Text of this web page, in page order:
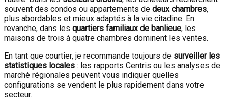
souvent des condos ou appartements de deux chambres,
plus abordables et mieux adaptés à la vie citadine. En
revanche, dans les quartiers familiaux de banlieue, les
maisons de trois à quatre chambres dominent les ventes.
En tant que courtier, je recommande toujours de surveiller les
statistiques locales : les rapports Centris ou les analyses de
marché régionales peuvent vous indiquer quelles
configurations se vendent le plus rapidement dans votre
secteur.